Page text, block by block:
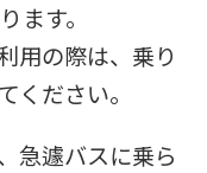
ます。
用の際は、乗り
ください。
急遽バスに乗ら